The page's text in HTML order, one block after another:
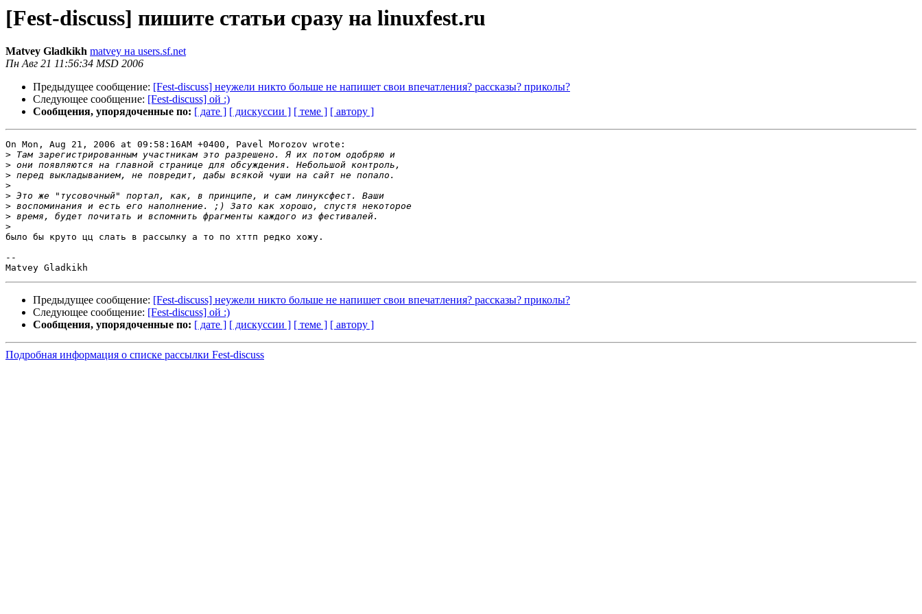
[Fest-discuss] пишите статьи сразу на linuxfest.ru
Matvey Gladkikh matvey на users.sf.net
Пн Авг 21 11:56:34 MSD 2006
Предыдущее сообщение: [Fest-discuss] неужели никто больше не напишет свои впечатления? рассказы? приколы?
Следующее сообщение: [Fest-discuss] ой :)
Сообщения, упорядоченные по: [ дате ] [ дискуссии ] [ теме ] [ автору ]
On Mon, Aug 21, 2006 at 09:58:16AM +0400, Pavel Morozov wrote:
>
>
>
>
>
>
>
>
было бы круто цц слать в рассылку а то по хттп редко хожу.
--
Предыдущее сообщение: [Fest-discuss] неужели никто больше не напишет свои впечатления? рассказы? приколы?
Следующее сообщение: [Fest-discuss] ой :)
Сообщения, упорядоченные по: [ дате ] [ дискуссии ] [ теме ] [ автору ]
Подробная информация о списке рассылки Fest-discuss